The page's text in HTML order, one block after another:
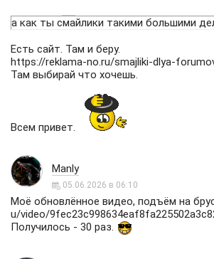
а как ты смайлики такими большими
Есть сайт. Там и беру.
https://reklama-no.ru/smajliki-dlya-
Там выбирай что хочешь.
Всем привет.
Manly
05.06.2026 в 06:10
Моё обновлённое видео, подъём на
u/video/
Получилось - 30 раз.